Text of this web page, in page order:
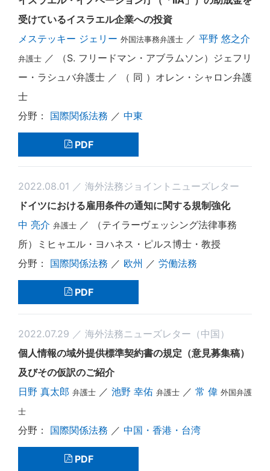
受けているイスラエル企業への投資
メステッキー ジェリー 外国法事務弁護士 ／ 平野 悠之介
弁護士 ／ （S. フリードマン・アブラムソン）ジェフリ
ー・ラシュバ弁護士 ／ （ 同 ）オレン・シャロン弁護
士
国際関係法務 ／ 中東
PDF
2022.08.01 ／ 海外法務ジョイントニューズレター
ドイツにおける雇用条件の通知に関する規制強化
中 亮介 弁護士 ／ （テイラーヴェッシング法律事務
所）ミヒャエル・ヨハネス・ピルス博士・教授
国際関係法務 ／ 欧州 ／ 労働法務
PDF
2022.07.29 ／ 海外法務ニューズレター（中国）
個人情報の域外提供標準契約書の規定（意見募集稿）
及びその仮訳のご紹介
日野 真太郎 弁護士 ／ 池野 幸佑 弁護士 ／ 常 偉 外国弁護
士
国際関係法務 ／ 中国・香港・台湾
PDF